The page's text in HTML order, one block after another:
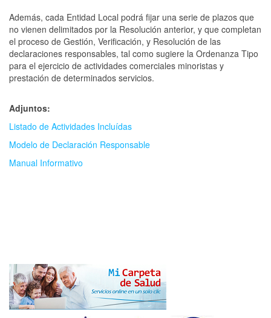
Además, cada Entidad Local podrá fijar una serie de plazos que
no vienen delimitados por la Resolución anterior, y que completan
el proceso de Gestión, Verificación, y Resolución de las
declaraciones responsables, tal como sugiere la Ordenanza Tipo
para el ejercicio de actividades comerciales minoristas y
prestación de determinados servicios.
Adjuntos:
Listado de Actividades Incluídas
Modelo de Declaración Responsable
Manual Informativo